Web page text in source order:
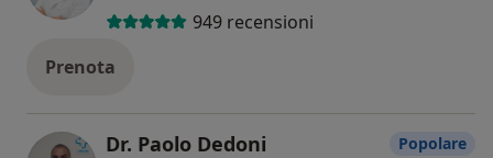
949 recensioni
Prenota
Dr. Paolo Dedoni Popolare